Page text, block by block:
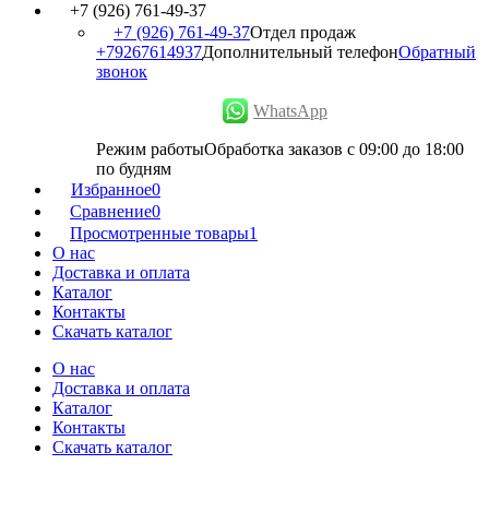
+7 (926) 761-49-37
+7 (926) 761-49-37Отдел продаж
+79267614937Дополнительный телефонОбратный
звонок
WhatsApp
Режим работыОбработка заказов с 09:00 до 18:00
по будням
Избранное0
Сравнение0
Просмотренные товары1
О нас
Доставка и оплата
Каталог
Контакты
Скачать каталог
О нас
Доставка и оплата
Каталог
Контакты
Скачать каталог